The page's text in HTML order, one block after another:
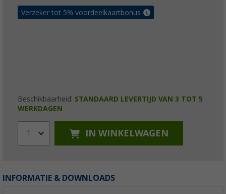
Verzeker tot 5% voordeelkaartbonus
Beschikbaarheid: STANDAARD LEVERTIJD VAN 3 TOT 5
WERKDAGEN
1 IN WINKELWAGEN
INFORMATIE & DOWNLOADS